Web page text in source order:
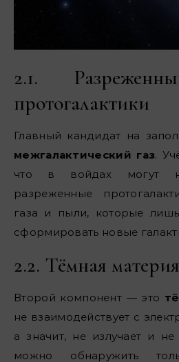
2.1.
протогалактики
Главный кандидат на
межгалактический газ.
что в войдах могут
разреженные
газа и пыли, которые
сформировать новые
2.2. Тёмная материя
Второй компонент — это
не взаимодействует с
а значит, не излучает и
можно обнаружить